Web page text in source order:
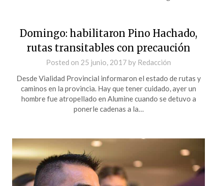
Domingo: habilitaron Pino Hachado,
rutas transitables con precaución
Posted on 25 junio, 2017 by Redacción
Desde Vialidad Provincial informaron el estado de rutas y
caminos en la provincia. Hay que tener cuidado, ayer un
hombre fue atropellado en Alumine cuando se detuvo a
ponerle cadenas a la…